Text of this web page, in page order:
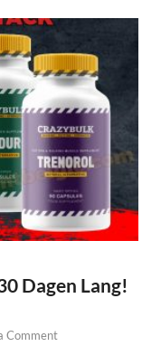
Dagen Lang!
Comment